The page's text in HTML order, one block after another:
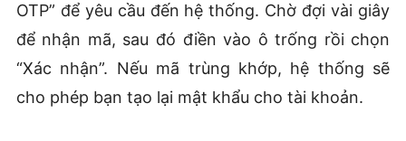
OTP” để yêu cầu đến hệ thống. Chờ đợi vài giây
để nhận mã, sau đó điền vào ô trống rồi chọn
“Xác nhận”. Nếu mã trùng khớp, hệ thống sẽ
cho phép bạn tạo lại mật khẩu cho tài khoản.